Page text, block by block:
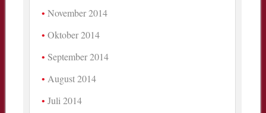
November 2014
Oktober 2014
September 2014
August 2014
Juli 2014